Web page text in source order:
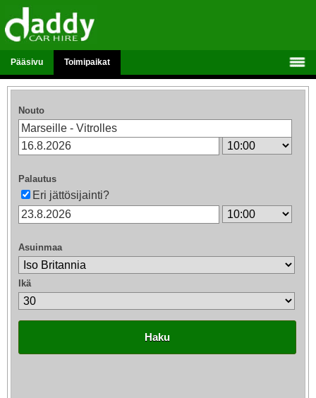
Pääsivu Toimipaikat
Nouto
Palautus
Eri jättösijainti?
Asuinmaa
Ikä
Haku